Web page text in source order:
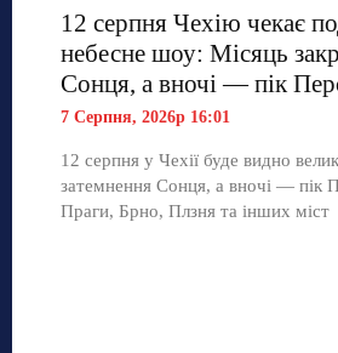
12 серпня Чехію чекає
небесне шоу: Місяць
Сонця, а вночі — пік
7 Серпня, 2026р 16:01
12 серпня у Чехії буде видно
затемнення Сонця, а вночі — пік
Праги, Брно, Плзня та інших міст